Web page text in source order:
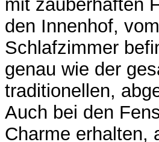
mit zauberhaften
den Innenhof,
Schlafzimmer
genau wie der
traditionellen,
Auch bei den
Charme erhalten,